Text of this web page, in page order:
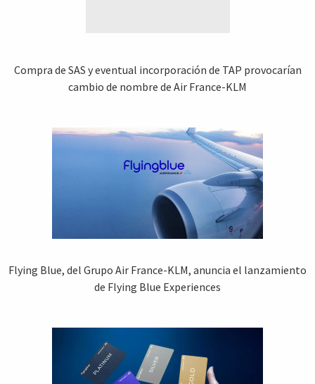
Compra de SAS y eventual incorporación de TAP provocarían
cambio de nombre de Air France-KLM
Flying Blue, del Grupo Air France-KLM, anuncia el lanzamiento
de Flying Blue Experiences